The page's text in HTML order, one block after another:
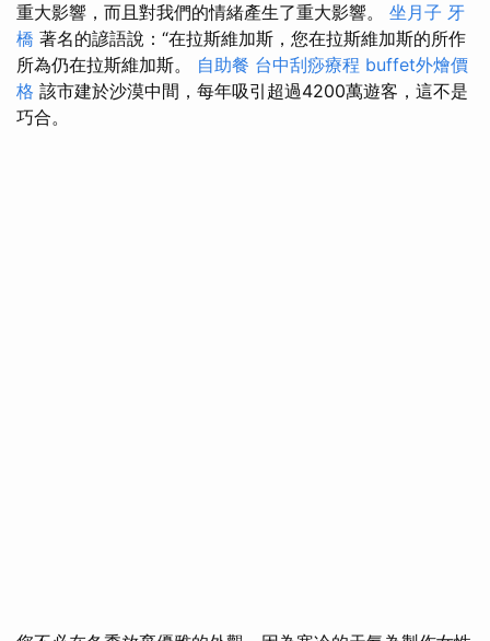
重大影響，而且對我們的情緒產生了重大影響。 坐月子 牙
橋 著名的諺語說：“在拉斯維加斯，您在拉斯維加斯的所作
所為仍在拉斯維加斯。 自助餐 台中刮痧療程 buffet外燴價
格 該市建於沙漠中間，每年吸引超過4200萬遊客，這不是
巧合。